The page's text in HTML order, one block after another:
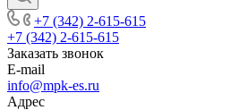
+7 (342) 2-615-615
+7 (342) 2-615-615
Заказать звонок
E-mail
info@mpk-es.ru
Адрес